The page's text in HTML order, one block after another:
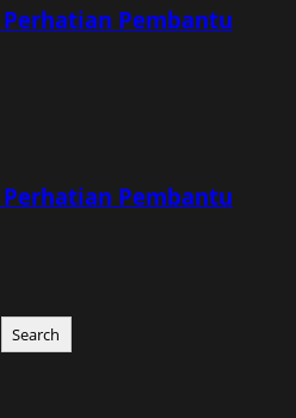
Pembantu
Pembantu
Search